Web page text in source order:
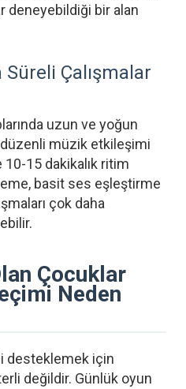
deneyebildiği bir alan
Süreli Çalışmalar
uzun ve yoğun
müzik etkileşimi
15 dakikalık ritim
basit ses eşleştirme
çok daha
Çocuklar
Neden
desteklemek için
değildir. Günlük oyun